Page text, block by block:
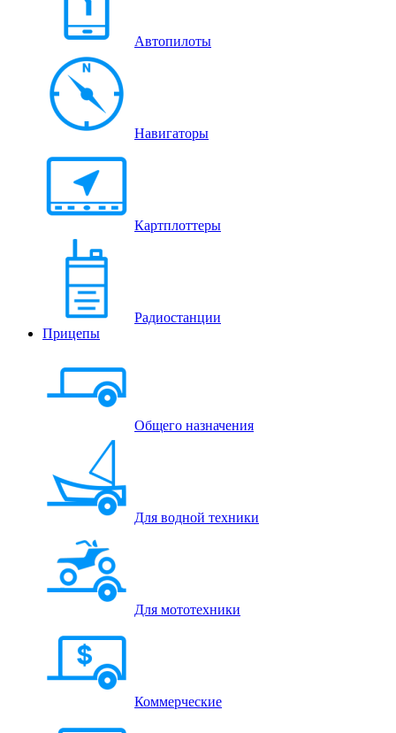
Автопилоты
Навигаторы
Картплоттеры
Радиостанции
Прицепы
Общего назначения
Для водной техники
Для мототехники
Коммерческие